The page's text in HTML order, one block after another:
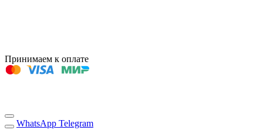
Принимаем к оплате
WhatsApp Telegram